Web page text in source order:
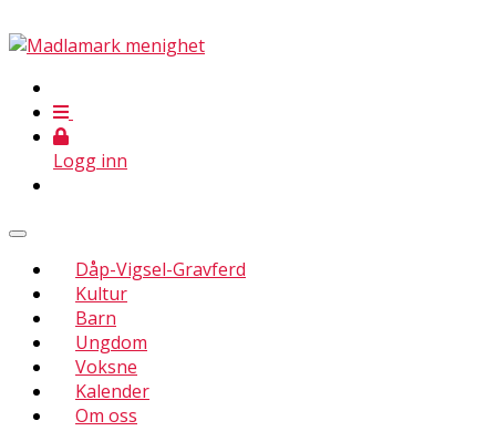
Logg inn
Dåp-Vigsel-Gravferd
Kultur
Barn
Ungdom
Voksne
Kalender
Om oss